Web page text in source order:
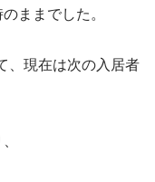
ままでした。
、現在は次の入居者